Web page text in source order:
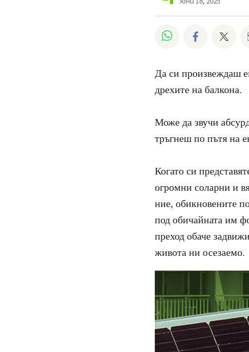
Споделете на
Споделете
Да си произвеждаш
дрехите на балкона.
Може да звучи
тръгнеш по пътя на
Когато си
огромни соларни и
ние, обикновените
под обичайната им
преход обаче
живота ни осезаемо.